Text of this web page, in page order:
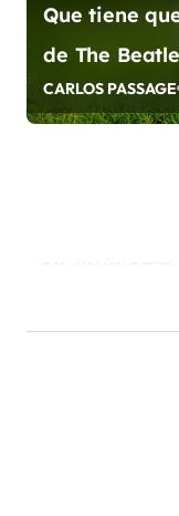
Que tiene
de The
CARLOS PASSAGE